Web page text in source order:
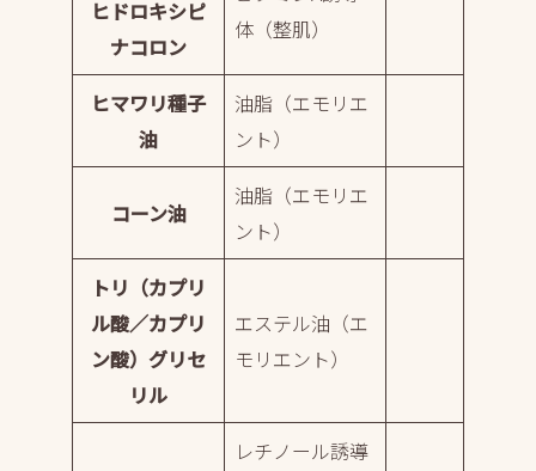
ヒドロキシピ
ナコロン
体（整肌）
ヒマワリ種子
油
油脂（エモリエ
ント）
コーン油
油脂（エモリエ
ント）
トリ（カプリ
ル酸／カプリ
ン酸）グリセ
リル
エステル油（エ
モリエント）
レチノール誘導